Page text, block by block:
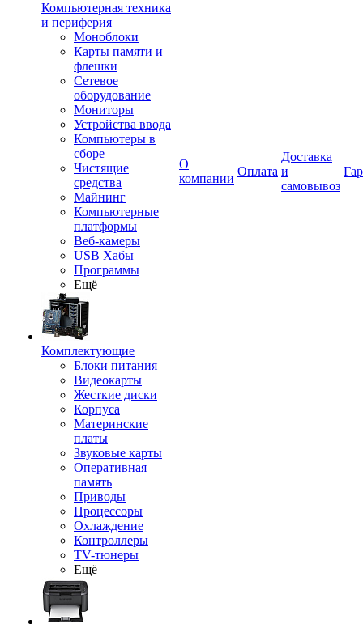
Компьютерная техника
и периферия
Моноблоки
Карты памяти и
флешки
Сетевое
оборудование
Мониторы
Устройства ввода
Компьютеры в
сборе
Чистящие
средства
Майнинг
Компьютерные
платформы
Веб-камеры
USB Хабы
Программы
Ещё
Комплектующие
Блоки питания
Видеокарты
Жесткие диски
Корпуса
Материнские
платы
Звуковые карты
Оперативная
память
Приводы
Процессоры
Охлаждение
Контроллеры
TV-тюнеры
Ещё
О
компании
Оплата
Доставка
и
самовывоз